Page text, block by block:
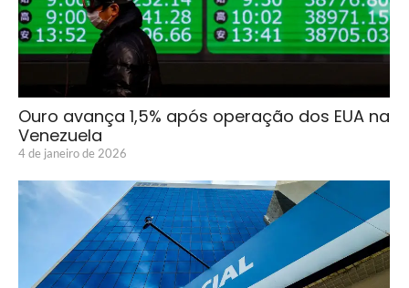
Ouro avança 1,5% após operação dos EUA na
Venezuela
4 de janeiro de 2026